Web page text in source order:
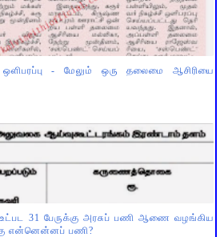
ஒளிபரப்பு - மேலும் ஒரு தலைமை ஆசிரியை
31 பேருக்கு அரசுப் பணி ஆணை வழங்கிய
என்னென்னப் பணி?